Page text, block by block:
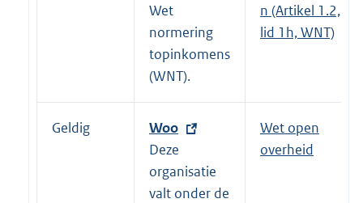
n
e
l
i
n
k
:
Wet
normering
topinkomens
(WNT).
n (Artikel 1.2,
lid 1h, WNT)
Geldig
E
x
t
e
Woo
Deze
organisatie
valt onder de
Wet open
overheid